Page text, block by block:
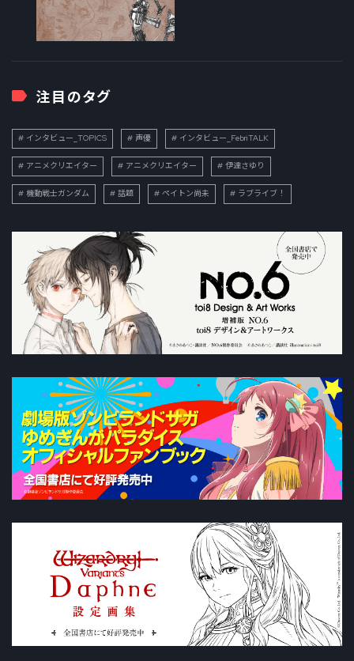
注目のタグ
インタビュー_TOPICS 声優 インタビュー_FebriTALK
アニメクリエイター アニメクリエイター 伊達さゆり
機動戦士ガンダム 話題 ペイトン尚未 ラブライブ！